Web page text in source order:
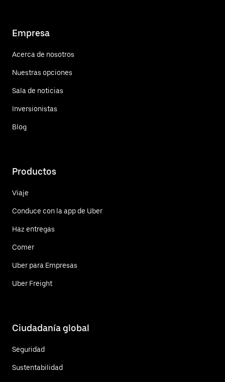
Empresa
Acerca de nosotros
Nuestras opciones
Sala de noticias
Inversionistas
Blog
Productos
Viaje
Conduce con la app de Uber
Haz entregas
Comer
Uber para Empresas
Uber Freight
Ciudadanía global
Seguridad
Sustentabilidad